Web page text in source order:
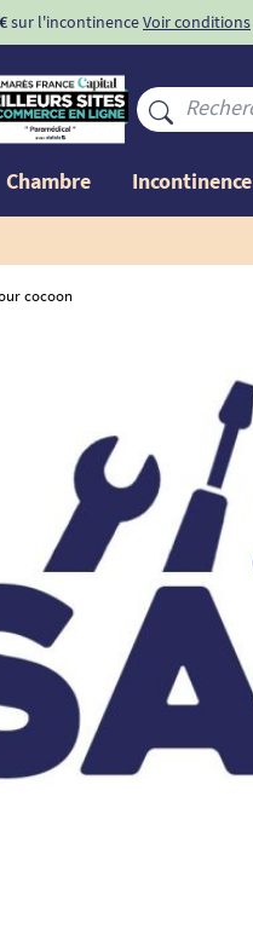
sur l'incontinenceVoir conditions
Chambre Incontinence
cocoon